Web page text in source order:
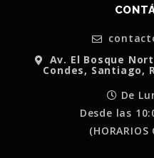
Av. El Bosque
Condes, Santiago,
De
Desde las
(HORARIOS